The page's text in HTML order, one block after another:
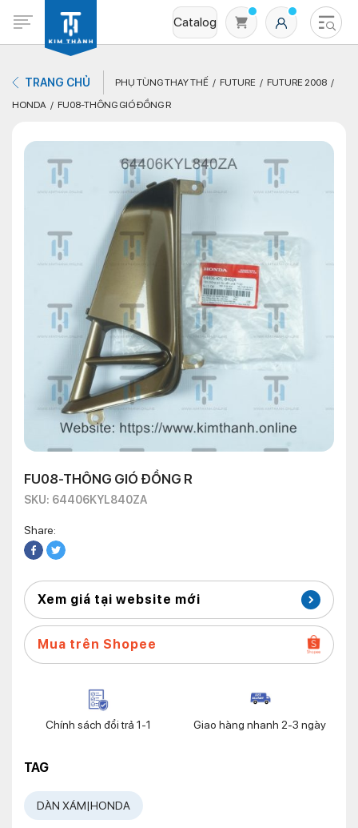
Catalog
Không có sản phẩm nào trong giỏ hàng
TRANG CHỦ PHỤ TÙNG THAY THẾ FUTURE
FUTURE 2008
HONDA
FU08-THÔNG GIÓ ĐỒNG R
FU08-THÔNG GIÓ ĐỒNG R
SKU: 64406KYL840ZA
Share:
Xem giá tại website mới
Mua trên Shopee
Chính sách đổi trả 1-1 Giao hàng nhanh 2-3 ngày
TAG
DÀN XÁM|HONDA